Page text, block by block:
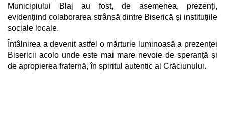
Municipiului Blaj au fost, de asemenea, prezenți,
evidențiind colaborarea strânsă dintre Biserică și instituțiile
sociale locale.
Întâlnirea a devenit astfel o mărturie luminoasă a prezenței
Bisericii acolo unde este mai mare nevoie de speranță și
de apropierea fraternă, în spiritul autentic al Crăciunului.